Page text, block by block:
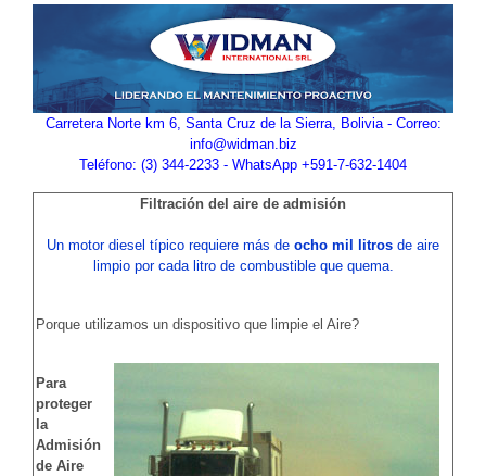
Carretera Norte km 6, Santa Cruz de la Sierra, Bolivia - Correo:
info@widman.biz
Teléfono: (3) 344-2233 - WhatsApp +591-7-632-1404
Filtración del aire de admisión
Un motor diesel típico requiere más de ocho mil litros de aire
limpio por cada litro de combustible que quema.
Porque utilizamos un dispositivo que limpie el Aire?
Para
proteger
la
Admisión
de Aire